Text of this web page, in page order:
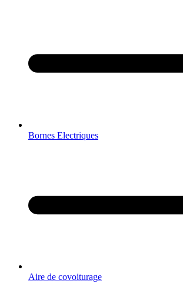
Bornes Electriques
Aire de covoiturage